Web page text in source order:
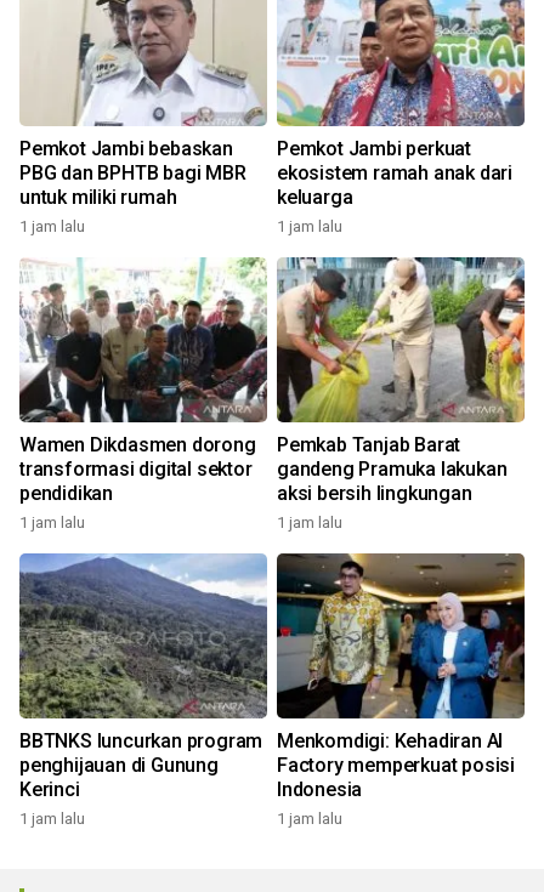
Pemkot Jambi bebaskan
PBG dan BPHTB bagi MBR
untuk miliki rumah
1 jam lalu
Pemkot Jambi perkuat
ekosistem ramah anak dari
keluarga
1 jam lalu
Wamen Dikdasmen dorong
transformasi digital sektor
pendidikan
1 jam lalu
Pemkab Tanjab Barat
gandeng Pramuka lakukan
aksi bersih lingkungan
1 jam lalu
BBTNKS luncurkan program
penghijauan di Gunung
Kerinci
1 jam lalu
Menkomdigi: Kehadiran AI
Factory memperkuat posisi
Indonesia
1 jam lalu